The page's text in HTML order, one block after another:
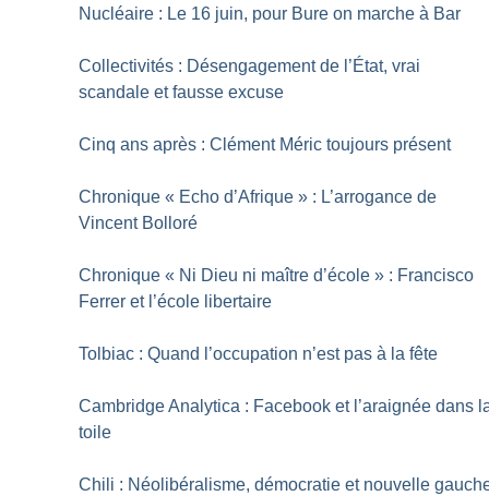
Nucléaire : Le 16 juin, pour Bure on marche à Bar
Collectivités : Désengagement de l’État, vrai
scandale et fausse excuse
Cinq ans après : Clément Méric toujours présent
Chronique « Echo d’Afrique » : L’arrogance de
Vincent Bolloré
Chronique « Ni Dieu ni maître d’école » : Francisco
Ferrer et l’école libertaire
Tolbiac : Quand l’occupation n’est pas à la fête
Cambridge Analytica : Facebook et l’araignée dans
toile
Chili : Néolibéralisme, démocratie et nouvelle